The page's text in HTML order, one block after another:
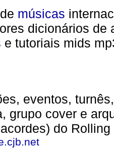
músicas
dicionários de
e tutoriais mids
eventos,
grupo cover e
do